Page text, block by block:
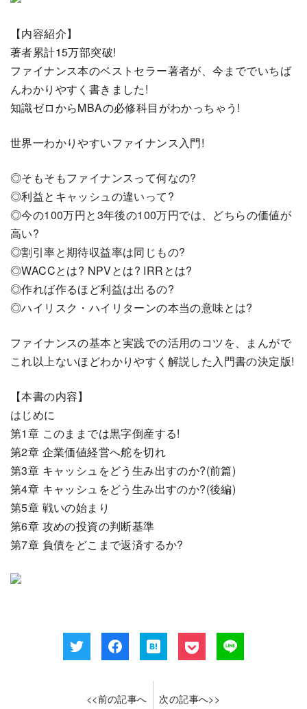
【内容紹介】
著者累計15万部突破!
ファイナンス本のベストセラー著者が、今まででいちば
んわかりやすく書きました!
知識ゼロからMBAの必修科目がわかっちゃう!
世界一わかりやすいファイナンス入門!
◎そもそもファイナンスって何なの?
◎利益とキャッシュの違いって?
◎今の100万円と3年後の100万円では、どちらの価値が
高い?
◎割引率と期待収益率は同じもの?
◎WACCとは? NPVとは? IRRとは?
◎作れば作るほど利益は出るの?
◎ハイリスク・ハイリターンの本当の意味とは?
ファイナンスの基本と実践での活用のコツを、まんがで
これ以上ないほどわかりやすく解説した入門書の決定版!
【本書の内容】
はじめに
第1章 このままでは黒字倒産する!
第2章 企業価値経営へ舵を切れ
第3章 キャッシュをどう生み出すのか?(前篇)
第4章 キャッシュをどう生み出すのか?(後編)
第5章 戦いの始まり
第6章 攻めの投資の判断基準
第7章 負債をどこまで返済するか?
<<前の記事へ 次の記事へ>>